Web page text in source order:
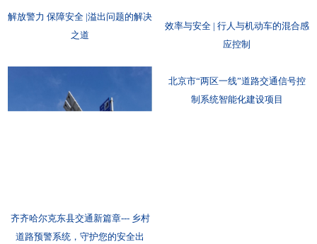
解放警力 保障安全 |溢出问题的解决
之道
效率与安全 | 行人与机动车的混合感
应控制
齐齐哈尔克东县交通新篇章--- 乡村
道路预警系统，守护您的安全出
北京市“两区一线”道路交通信号控
制系统智能化建设项目